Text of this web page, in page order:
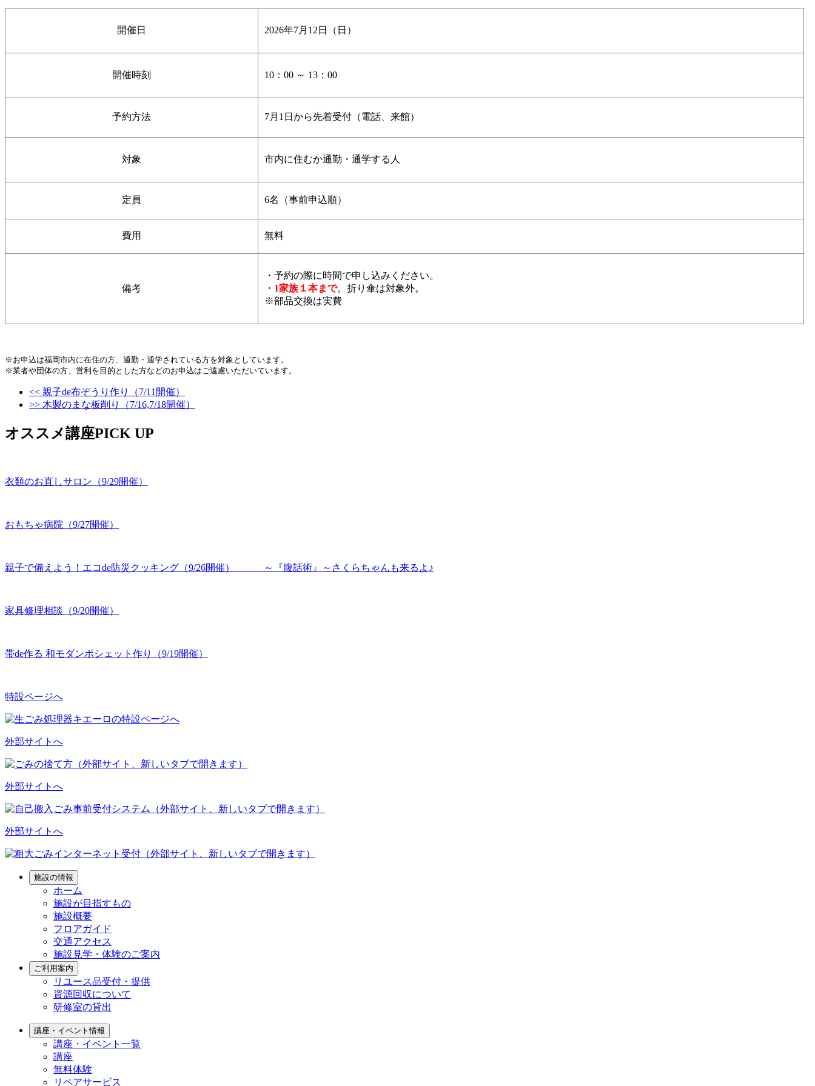
開催日 2026年7月12日（日）
開催時刻 10：00 ～ 13：00
予約方法 7月1日から先着受付（電話、来館）
対象 市内に住むか通勤・通学する人
定員 6名（事前申込順）
費用 無料
備考
・予約の際に時間で申し込みください。
・ 1家族１本まで。折り傘は対象外。
※部品交換は実費
※お申込は福岡市内に在住の方、通勤・通学されている方を対象としています。
※業者や団体の方、営利を目的とした方などのお申込はご遠慮いただいています。
<< 親子de布ぞうり作り（7/11開催）
>> 木製のまな板削り（7/16,7/18開催）
オススメ講座PICK UP
衣類のお直しサロン（9/29開催）
おもちゃ病院（9/27開催）
親子で備えよう！エコde防災クッキング（9/26開催） ～『腹話術』～さくらちゃんも来るよ♪
家具修理相談（9/20開催）
帯de作る 和モダンポシェット作り（9/19開催）
特設ページへ
外部サイトへ
外部サイトへ
外部サイトへ
施設の情報
ホーム
施設が目指すもの
施設概要
フロアガイド
交通アクセス
施設見学・体験のご案内
ご利用案内
リユース品受付・提供
資源回収について
研修室の貸出
講座・イベント情報
講座・イベント一覧
講座
無料体験
リペアサービス